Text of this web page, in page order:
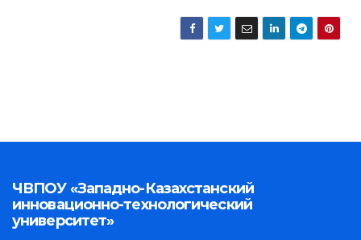
ЧВПОУ «Западно-Казахстанский
инновационно-технологический
университет»